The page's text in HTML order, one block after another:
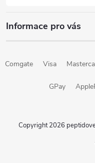
eInformace pro vás
Comgate Visa
GPay
Copyright 2026